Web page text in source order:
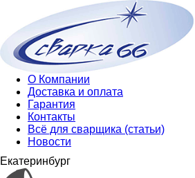
О Компании
Доставка и оплата
Гарантия
Контакты
Всё для сварщика (статьи)
Новости
Екатеринбург